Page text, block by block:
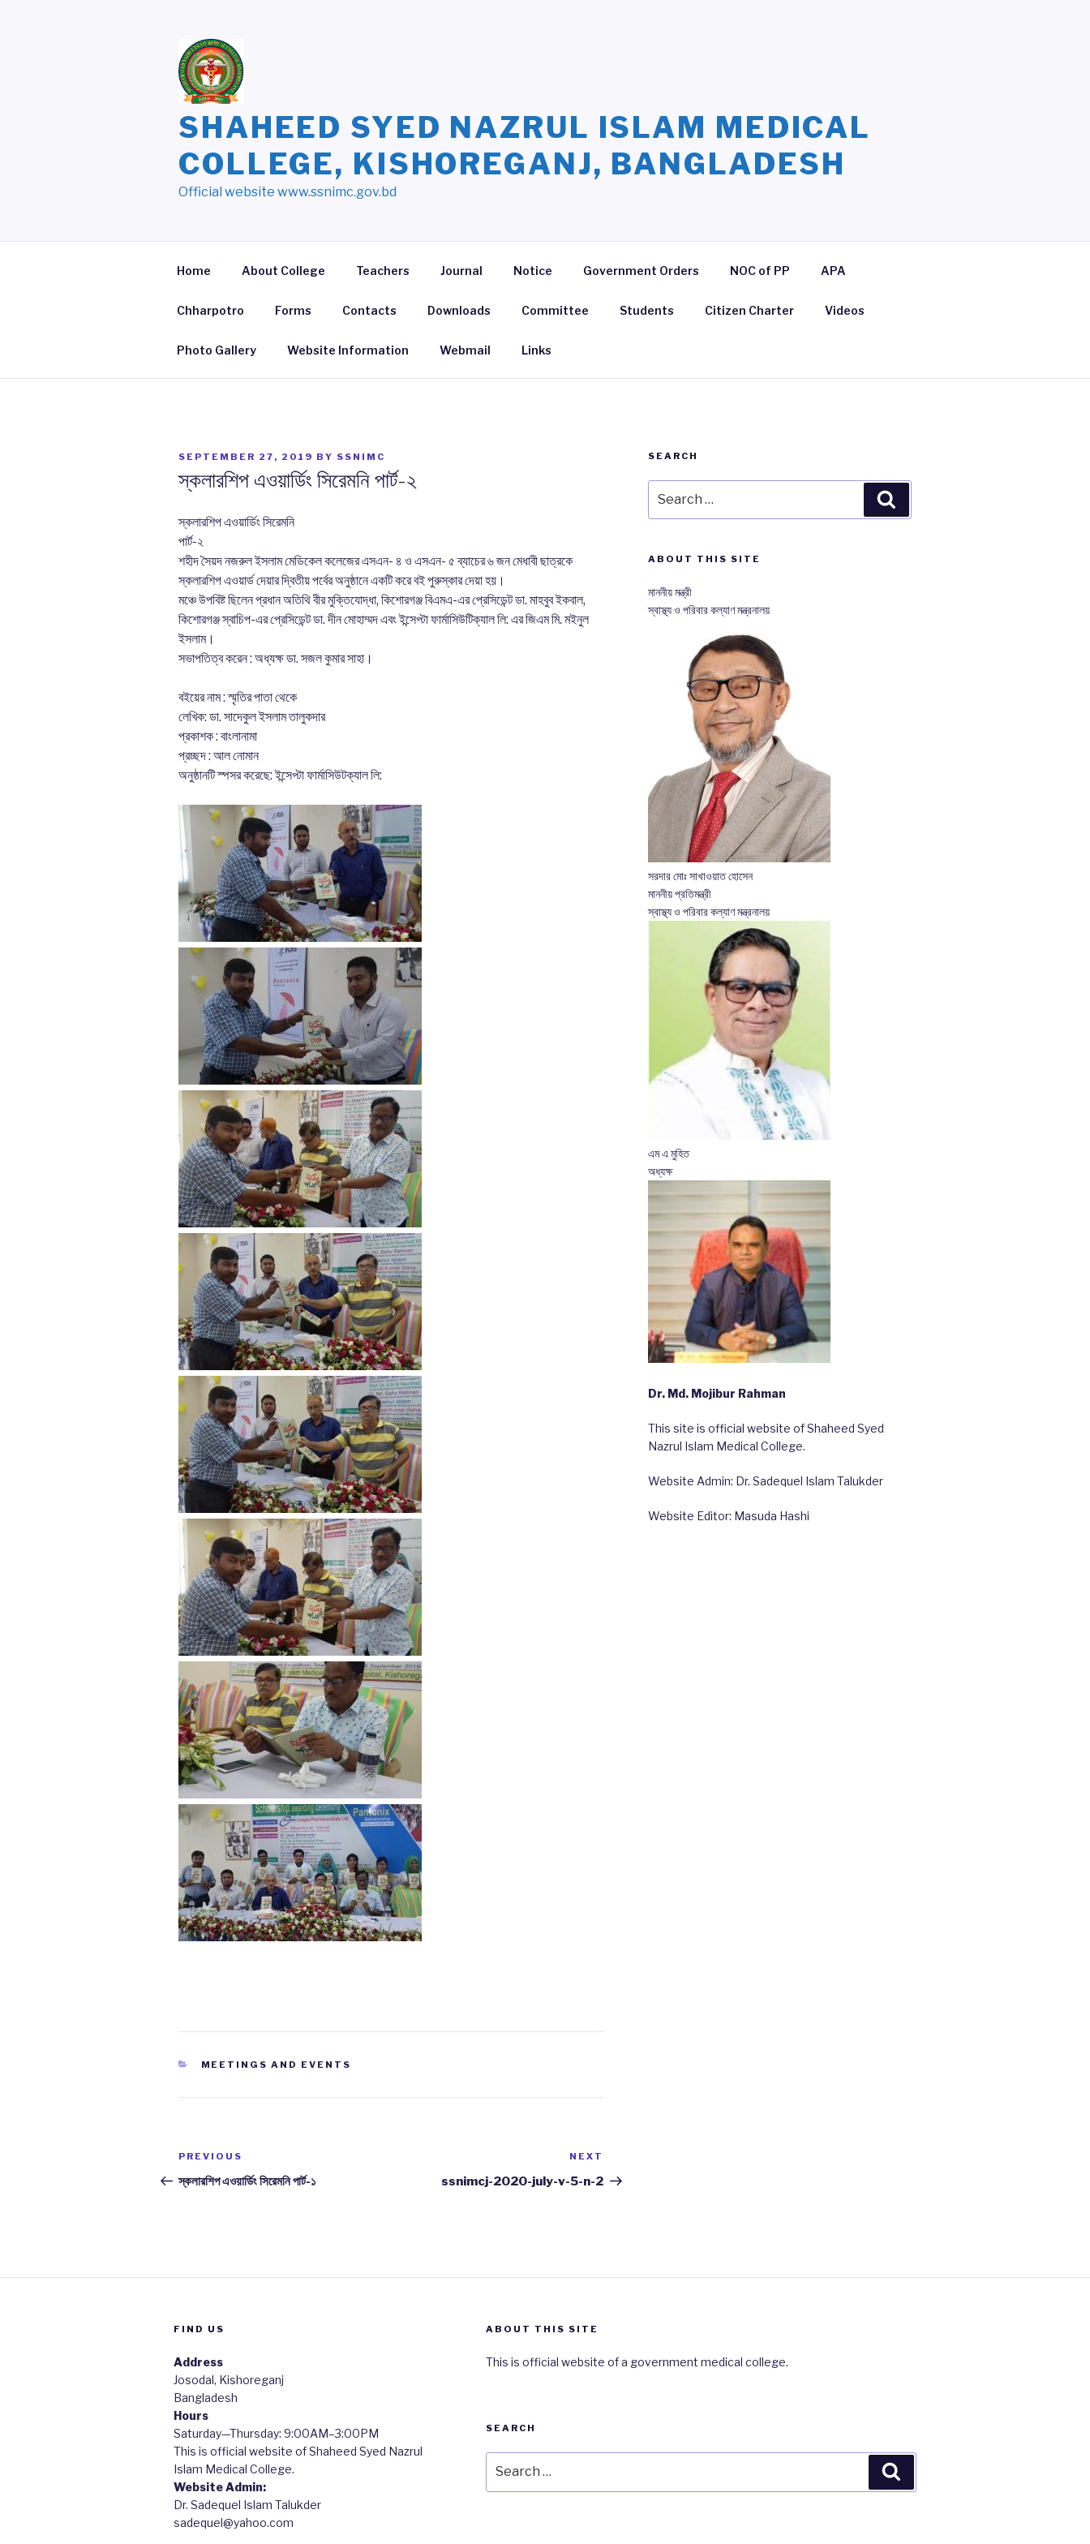
SHAHEED SYED NAZRUL ISLAM MEDICAL
COLLEGE, KISHOREGANJ, BANGLADESH
Official website www.ssnimc.gov.bd
Home About College Teachers Journal Notice Government Orders NOC of PP APA
Chharpotro Forms Contacts Downloads Committee Students Citizen Charter Videos
Photo Gallery Website Information Webmail Links
POSTED
SEPTEMBER 27, 2019 BY SSNIMC
স্কলারশিপ এওয়ার্ডিং সিরেমনি পার্ট-২
স্কলারশিপ এওয়ার্ডিং সিরেমনি
পার্ট-২
শহীদ সৈয়দ নজরুল ইসলাম মেডিকেল কলেজের এসএন- ৪ ও এসএন- ৫ ব্যাচের ৬ জন মেধাবী ছাত্রকে
স্কলারশিপ এওয়ার্ড দেয়ার দ্বিতীয় পর্বের অনুষ্ঠানে একটি করে বই পুরুস্কার দেয়া হয়।
মঞ্চে উপবিষ্ট ছিলেন প্রধান অতিথি বীর মুক্তিযোদ্ধা, কিশোরগঞ্জ বিএমএ-এর প্রেসিডেন্ট ডা. মাহবুব ইকবাল,
কিশোরগঞ্জ স্বাচিপ-এর প্রেসিডেন্ট ডা. দীন মোহাম্মদ এবং ইন্সেপ্টা ফার্মাসিউটিক্যাল লি: এর জিএম মি. মইনুল
ইসলাম।
সভাপতিত্ব করেন : অধ্যক্ষ ডা. সজল কুমার সাহা।
বইয়ের নাম : স্মৃতির পাতা থেকে
লেখিক: ডা. সাদেকুল ইসলাম তালুকদার
প্রকাশক : বাংলানামা
প্রচ্ছদ : আল নোমান
অনুষ্ঠানটি স্পসর করেছে: ইন্সেপ্টা ফার্মাসিউটক্যাল লি:
CATEGORIES
MEETINGS AND EVENTS
Post
navigation
Previous
Post
PREVIOUS
স্কলারশিপ এওয়ার্ডিং সিরেমনি পার্ট-১
Post
NEXT
ssnimcj-2020-july-v-5-n-2
SEARCH
for:
ABOUT THIS SITE
মাননীয় মন্ত্রী
স্বাস্থ্য ও পরিবার কল্যাণ মন্ত্রনালয়
সরদার মোঃ সাখাওয়াত হোসেন
মাননীয় প্রতিমন্ত্রী
স্বাস্থ্য ও পরিবার কল্যাণ মন্ত্রনালয়
এম এ মুহিত
অধ্যক্ষ
Dr. Md. Mojibur Rahman
This site is official website of Shaheed Syed
Nazrul Islam Medical College.
Website Admin: Dr. Sadequel Islam Talukder
Website Editor: Masuda Hashi
FIND US
Address
Josodal, Kishoreganj
Bangladesh
Hours
Saturday—Thursday: 9:00AM–3:00PM
This is official website of Shaheed Syed Nazrul
Islam Medical College.
Website Admin:
Dr. Sadequel Islam Talukder
sadequel@yahoo.com
ABOUT THIS SITE
This is official website of a government medical college.
SEARCH
for: